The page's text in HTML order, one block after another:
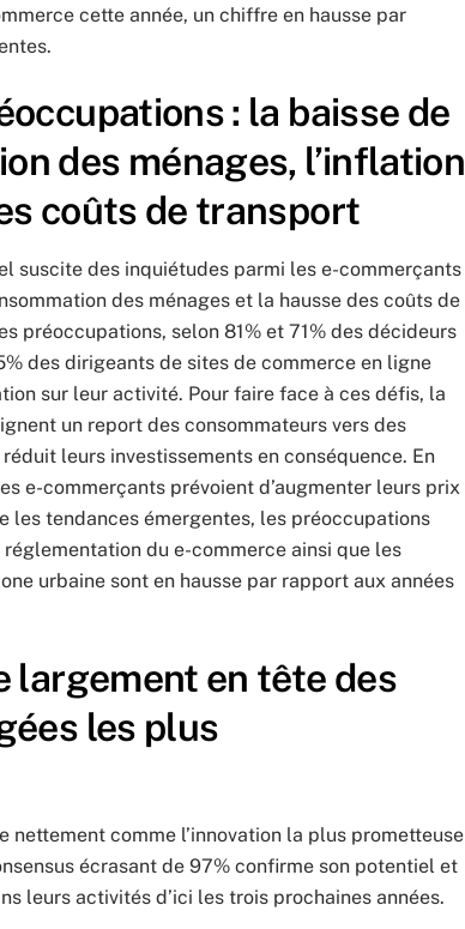
cette année, un chiffre en hausse par
: la baisse de
des ménages, l’inflation
coûts de transport
suscite des inquiétudes parmi les e-commerçants
des ménages et la hausse des coûts de
préoccupations, selon 81% et 71% des décideurs
des dirigeants de sites de commerce en ligne
sur leur activité. Pour faire face à ces défis, la
un report des consommateurs vers des
leurs investissements en conséquence. En
e-commerçants prévoient d’augmenter leurs prix
les tendances émergentes, les préoccupations
du e-commerce ainsi que les
urbaine sont en hausse par rapport aux années
largement en tête des
les plus
nettement comme l’innovation la plus prometteuse
écrasant de 97% confirme son potentiel et
leurs activités d’ici les trois prochaines années.